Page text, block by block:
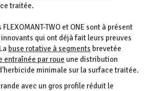
traitée.
TWO et ONE sont à présent
innovants qui ont déjà fait leurs preuves
buse rotative à segments brevetée
entraînée par roue une distribution
minimale sur la surface traitée.
avec un gros profile réduit le